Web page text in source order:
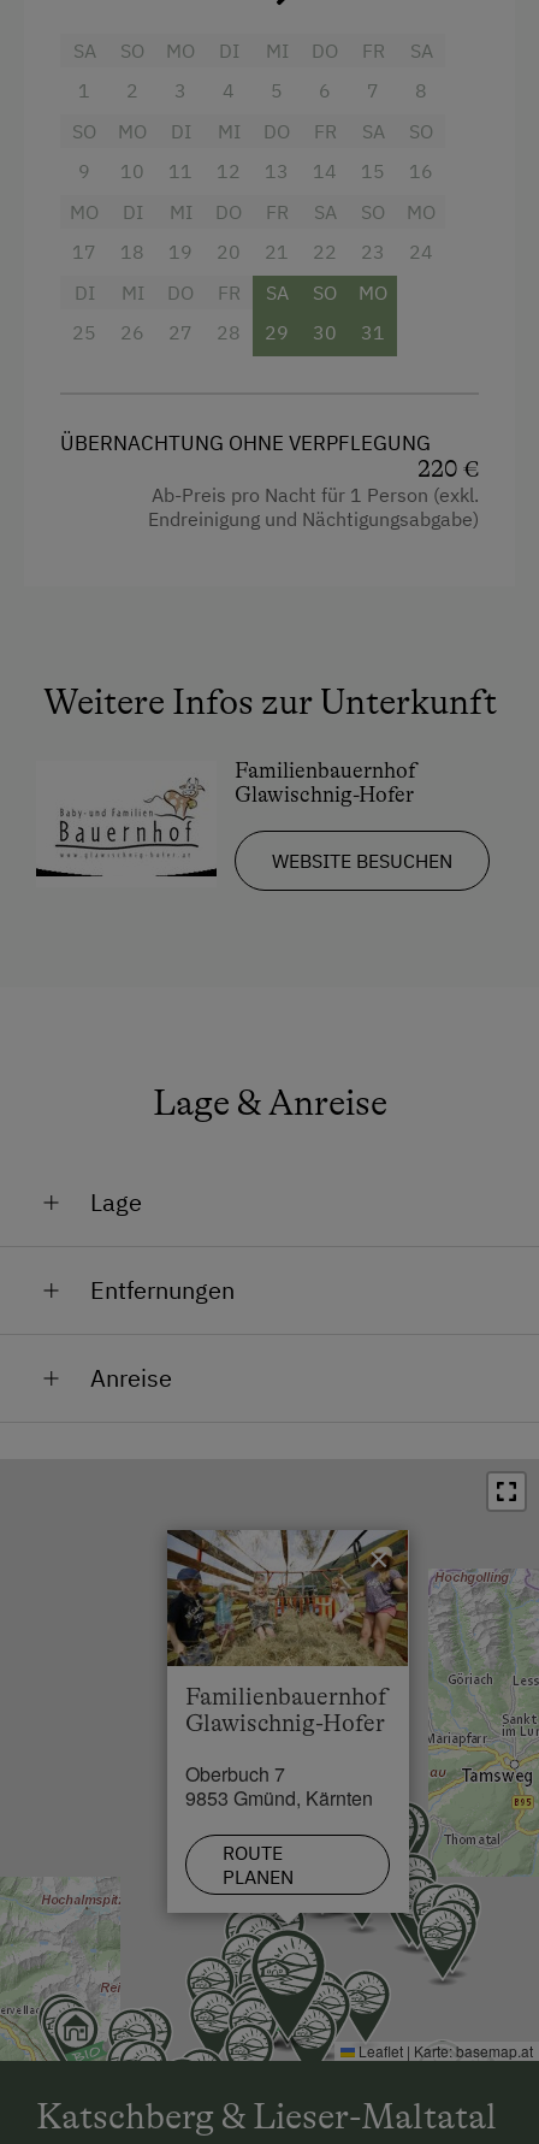
Besondere Unterkünfte
Historische Höfe
Erbhöfe
Hund erlaubt
Ein einladender Ort zum Entspannen und
Spielen, mit separatem Bereich für die
Kinder.
Ess-Bereich mit Küche : Geräumig und gut
ausgestattet, ideal für gemeinsame
Zwei Badezimmer mit WC: Komfortabel
Gruppen.
Ausstattung
SA
1
SO
2
MO
3
DI
4
MI
5
DO
6
FR
7
SA
8
SO
9
MO
10
DI
11
MI
12
DO
13
FR
14
SA
15
SO
16
MO
17
DI
18
MI
19
DO
20
FR
21
SA
22
SO
23
MO
24
DI
25
MI
26
DO
27
FR
28
SA
29
SO
30
MO
31
ÜBERNACHTUNG OHNE VERPFLEGUNG
220 €
Ab-Preis pro Nacht für 1 Person (exkl.
Endreinigung und Nächtigungsabgabe)
Weitere Infos zur Unterkunft
Familienbauernhof
Glawischnig-Hofer
WEBSITE BESUCHEN
Lage & Anreise
Lage
Lage im Grünen
Entfernungen
Bushaltestelle in 5 km
See / Teich in 11 km
Skilift in 20 km
Anreise
endet die Straße und Ihr seid am Ziel. Herzlich
Familienbauernhof
Glawischnig-Hofer
Oberbuch 7
9853 Gmünd, Kärnten
ROUTE
PLANEN
×
Leaflet | Karte:basemap.at
Katschberg & Lieser-Maltatal